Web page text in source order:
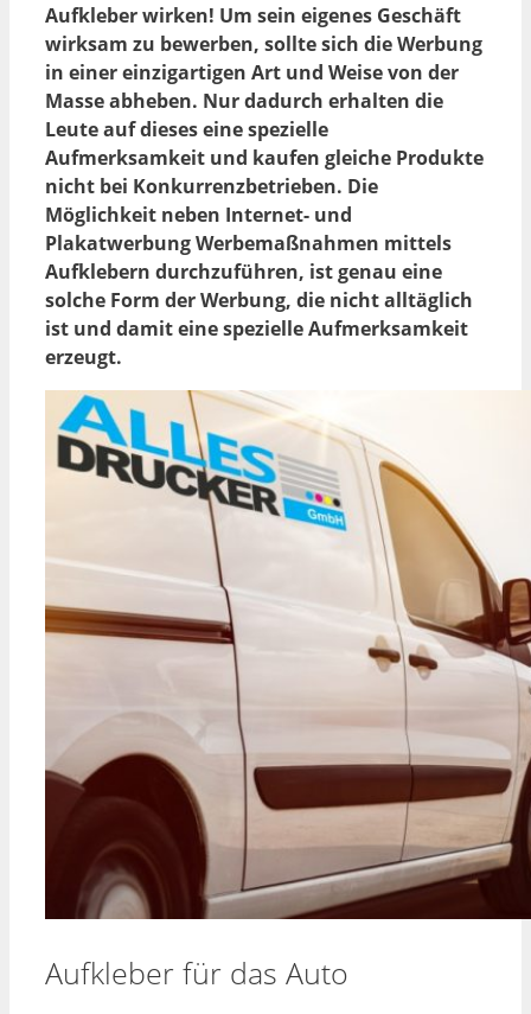
Aufkleber wirken! Um sein eigenes Geschäft
wirksam zu bewerben, sollte sich die Werbung
in einer einzigartigen Art und Weise von der
Masse abheben. Nur dadurch erhalten die
Leute auf dieses eine spezielle
Aufmerksamkeit und kaufen gleiche Produkte
nicht bei Konkurrenzbetrieben. Die
Möglichkeit neben Internet- und
Plakatwerbung Werbemaßnahmen mittels
Aufklebern durchzuführen, ist genau eine
solche Form der Werbung, die nicht alltäglich
ist und damit eine spezielle Aufmerksamkeit
erzeugt.
Aufkleber für das Auto